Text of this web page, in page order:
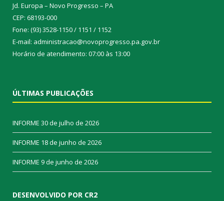
Jd. Europa – Novo Progresso – PA
CEP: 68193-000
Fone: (93) 3528-1150 / 1151 / 1152
E-mail: administracao@novoprogresso.pa.gov.br
Horário de atendimento: 07:00 às 13:00
ÚLTIMAS PUBLICAÇÕES
INFORME 30 de julho de 2026
INFORME 18 de junho de 2026
INFORME 9 de junho de 2026
DESENVOLVIDO POR CR2